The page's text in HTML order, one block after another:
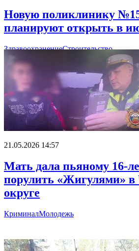
Новую поликлинику
планируют открыть в
ЗдравоохранениеСтроительство
21.05.2026 14:57
Мать дала пьяному 16-
порулить «Жигулями»
округе
КриминалМолодежь